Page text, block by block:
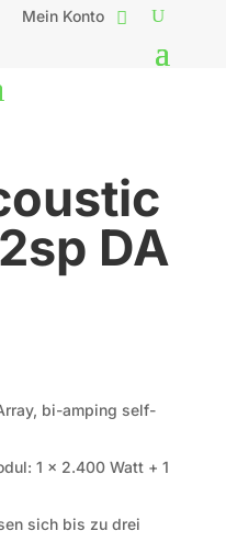
Mein Konto
DA
bi-amping self-
1 x 2.400 Watt + 1
sich bis zu drei